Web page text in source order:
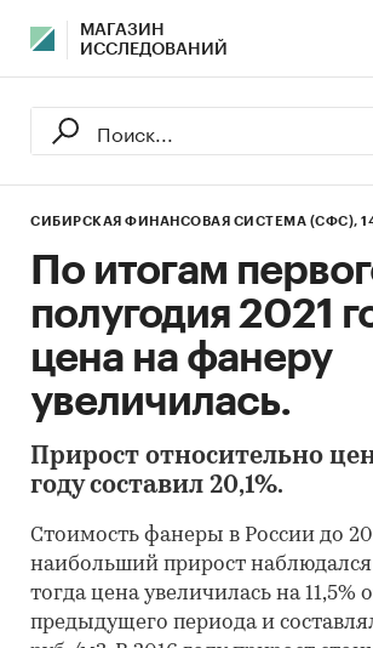
МАГАЗИН
ИССЛЕДОВАНИЙ
СИБИРСКАЯ ФИНАНСОВАЯ СИСТЕМА (СФС),
По итогам
полугодия 2021
цена на фанеру
увеличилась.
Прирост относительно
году составил 20,1%.
Стоимость фанеры в России до
наибольший прирост наблюдался
тогда цена увеличилась на 11,5%
предыдущего периода и